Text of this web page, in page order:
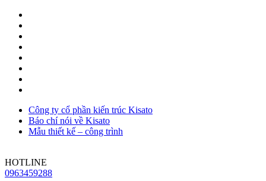
Công ty cổ phần kiến trúc Kisato
Báo chí nói về Kisato
Mẫu thiết kế – công trình
HOTLINE
0963459288